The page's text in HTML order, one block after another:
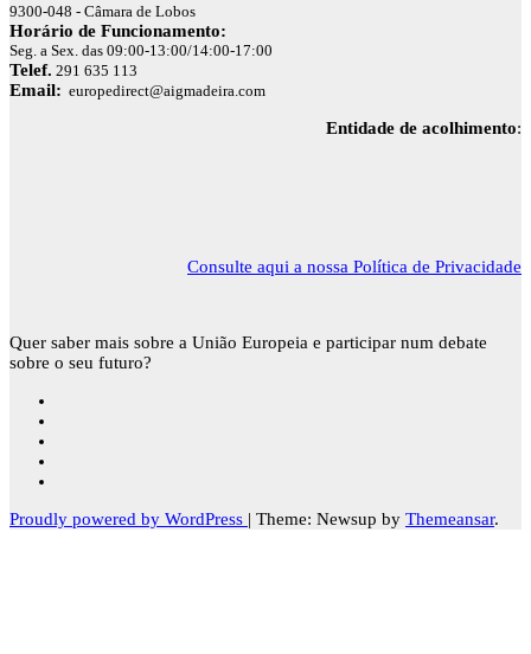
9300-048 - Câmara de Lobos
Horário de Funcionamento:
Seg. a Sex. das 09:00-13:00/14:00-17:00
Telef. 291 635 113
Email: europedirect@aigmadeira.com
Entidade de acolhimento:
Consulte aqui a nossa Política de Privacidade
Quer saber mais sobre a União Europeia e participar num debate
sobre o seu futuro?
Proudly powered by WordPress | Theme: Newsup by Themeansar.